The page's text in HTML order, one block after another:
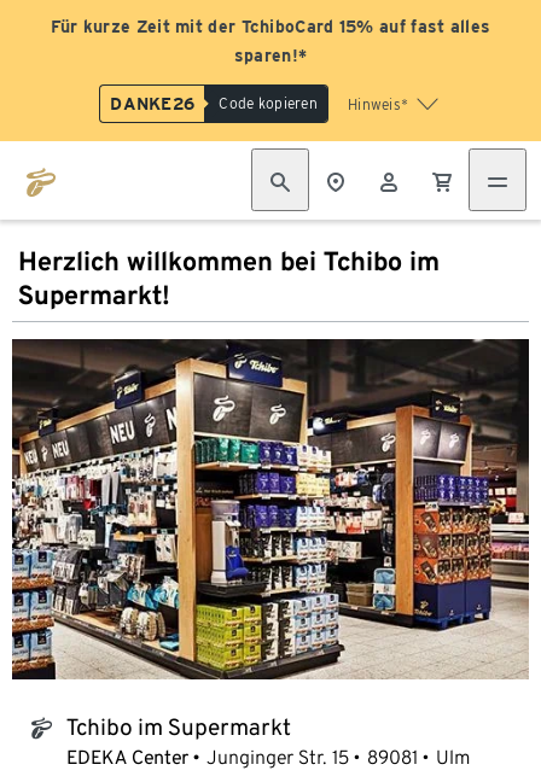
Für kurze Zeit mit der TchiboCard 15% auf fast alles
sparen!*
DANKE26 Code kopieren Hinweis*
Herzlich willkommen bei Tchibo im
Supermarkt!
tchibo_logo Tchibo im Supermarkt
EDEKA Center Junginger Str. 15 89081 Ulm